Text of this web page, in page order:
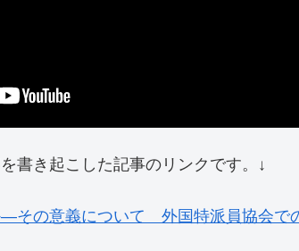
書き起こした記事のリンクです。↓
その意義について 外国特派員協会で